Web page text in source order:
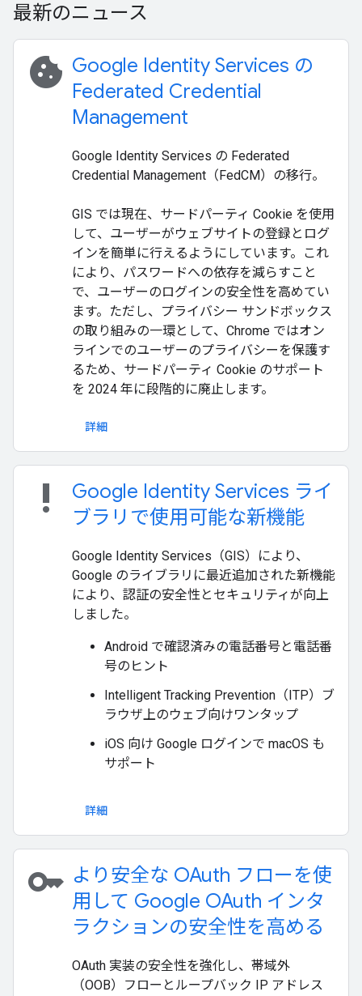
最新のニュース
cookie Google Identity Services の
Federated Credential
Management
Google Identity Services の Federated
Credential Management（FedCM）の移行。
GIS では現在、サードパーティ Cookie を使用
して、ユーザーがウェブサイトの登録とログ
インを簡単に行えるようにしています。これ
により、パスワードへの依存を減らすこと
で、ユーザーのログインの安全性を高めてい
ます。ただし、プライバシー サンドボックス
の取り組みの一環として、Chrome ではオン
ラインでのユーザーのプライバシーを保護す
るため、サードパーティ Cookie のサポート
を 2024 年に段階的に廃止します。
詳細
priority_high
Google Identity Services ライ
ブラリで使用可能な新機能
Google Identity Services（GIS）により、
Google のライブラリに最近追加された新機能
により、認証の安全性とセキュリティが向上
しました。
Android で確認済みの電話番号と電話番
号のヒント
Intelligent Tracking Prevention（ITP）ブ
ラウザ上のウェブ向けワンタップ
iOS 向け Google ログインで macOS も
サポート
詳細
key より安全な OAuth フローを使
用して Google OAuth インタ
ラクションの安全性を高める
OAuth 実装の安全性を強化し、帯域外
（OOB）フローとループバック IP アドレス